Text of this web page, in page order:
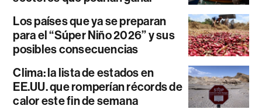
Los países que ya se preparan
para el “Súper Niño 2026” y sus
posibles consecuencias
Clima: la lista de estados en
EE.UU. que romperían récords de
calor este fin de semana